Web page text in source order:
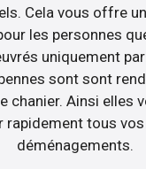
Cela vous offre
les personnes
uniquement
sont sont
chanier. Ainsi elles
rapidement tous
déménagements.